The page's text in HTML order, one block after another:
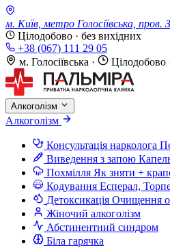
м. Київ, метро Голосіївська, пров.
Цілодобово · без вихідних
+38 (067) 111 29 05
м. Голосіївська · Цілодобово
Алкоголізм
Алкоголізм
Консультація нарколога
Виведення з запою
Похмілля Як зняти +
Кодування Есперал,
Детоксикація Очищення
Жіночий алкоголізм
Абстинентний синдром
Біла гарячка